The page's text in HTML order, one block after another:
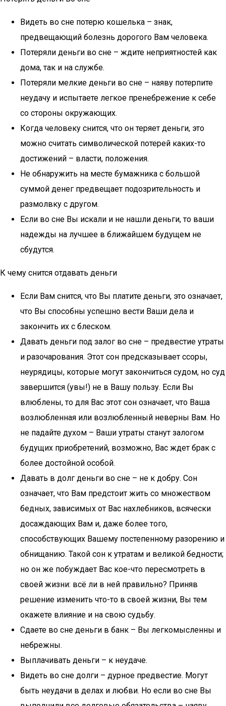
Видеть во сне потерю кошелька – знак,
предвещающий болезнь дорогого Вам человека.
Потеряли деньги во сне – ждите неприятностей как
дома, так и на службе.
Потеряли мелкие деньги во сне – наяву потерпите
неудачу и испытаете легкое пренебрежение к себе
со стороны окружающих.
Когда человеку снится, что он теряет деньги, это
можно считать символической потерей каких-то
достижений – власти, положения.
Не обнаружить на месте бумажника с большой
суммой денег предвещает подозрительность и
размолвку с другом.
Если во сне Вы искали и не нашли деньги, то ваши
надежды на лучшее в ближайшем будущем не
сбудутся.
К чему снится отдавать деньги
Если Вам снится, что Вы платите деньги, это означает,
что Вы способны успешно вести Ваши дела и
закончить их с блеском.
Давать деньги под залог во сне – предвестие утраты
и разочарования. Этот сон предсказывает ссоры,
неурядицы, которые могут закончиться судом, но суд
завершится (увы!) не в Вашу пользу. Если Вы
влюблены, то для Вас этот сон означает, что Ваша
возлюбленная или возлюбленный неверны Вам. Но
не падайте духом – Ваши утраты станут залогом
будущих приобретений, возможно, Вас ждет брак с
более достойной особой.
Давать в долг деньги во сне – не к добру. Сон
означает, что Вам предстоит жить со множеством
бедных, зависимых от Вас нахлебников, всячески
досаждающих Вам и, даже более того,
способствующих Вашему постепенному разорению и
обнищанию. Такой сон к утратам и великой бедности;
но он же побуждает Вас кое-что пересмотреть в
своей жизни: всё ли в ней правильно? Приняв
решение изменить что-то в своей жизни, Вы тем
окажете влияние и на свою судьбу.
Сдаете во сне деньги в банк – Вы легкомысленны и
небрежны.
Выплачивать деньги – к неудаче.
Видеть во сне долги – дурное предвестие. Могут
быть неудачи в делах и любви. Но если во сне Вы